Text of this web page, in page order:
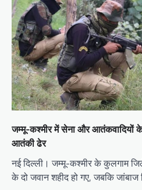
जम्मू-कश्मीर में सेना और आतंकवादियों
आतंकी ढेर
नई दिल्ली। जम्मू-कश्मीर के कुलगाम
के दो जवान शहीद हो गए, जबकि जांबाज